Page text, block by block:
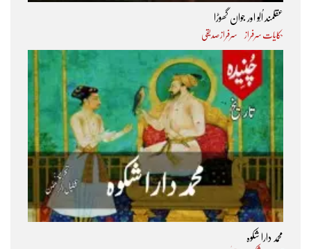
عقلمند اُلّو اور جوان گھوڑا
حکایات سرفراز سرفراز صدیقی
محمد دارا شکوہ